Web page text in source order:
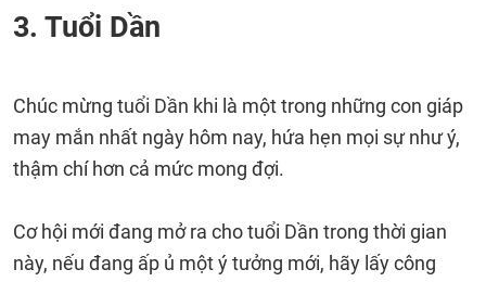
3. Tuổi Dần
Chúc mừng tuổi Dần khi là một trong những con giáp
may mắn nhất ngày hôm nay, hứa hẹn mọi sự như ý,
thậm chí hơn cả mức mong đợi.
Cơ hội mới đang mở ra cho tuổi Dần trong thời gian
này, nếu đang ấp ủ một ý tưởng mới, hãy lấy công